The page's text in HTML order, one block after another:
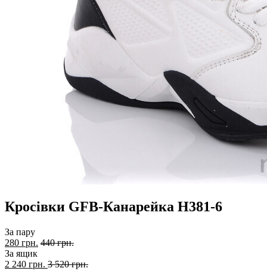
Кросівки GFB-Канарейка H381-6
За пару
280 грн. 440 грн.
За ящик
2 240 грн. 3 520 грн.